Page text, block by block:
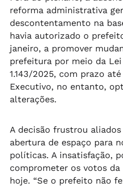
reforma administrativa
descontentamento na
havia autorizado o
janeiro, a promover
prefeitura por meio da Lei
1.143/2025, com prazo
Executivo, no entanto,
alterações.
A decisão frustrou aliados
abertura de espaço para
políticas. A insatisfação,
comprometer os votos da
hoje. “Se o prefeito não